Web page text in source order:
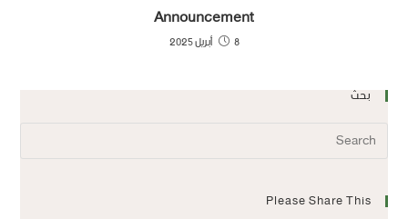
Announcement
8 أبريل 2025
بحث
Please Share This